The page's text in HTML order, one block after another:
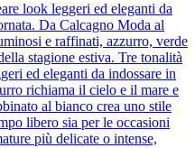
look leggeri ed eleganti da
Da Calcagno Moda al
e raffinati, azzurro, verde
stagione estiva. Tre tonalità
ed eleganti da indossare in
richiama il cielo e il mare e
al bianco crea uno stile
libero sia per le occasioni
più delicate o intense,